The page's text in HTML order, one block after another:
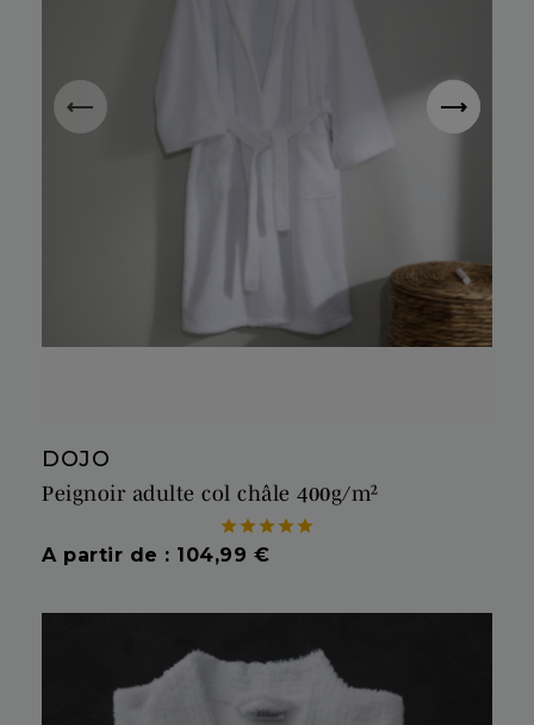
DOJO
Peignoir adulte col châle 400g/m²

Prix
A partir de : 104,99 €